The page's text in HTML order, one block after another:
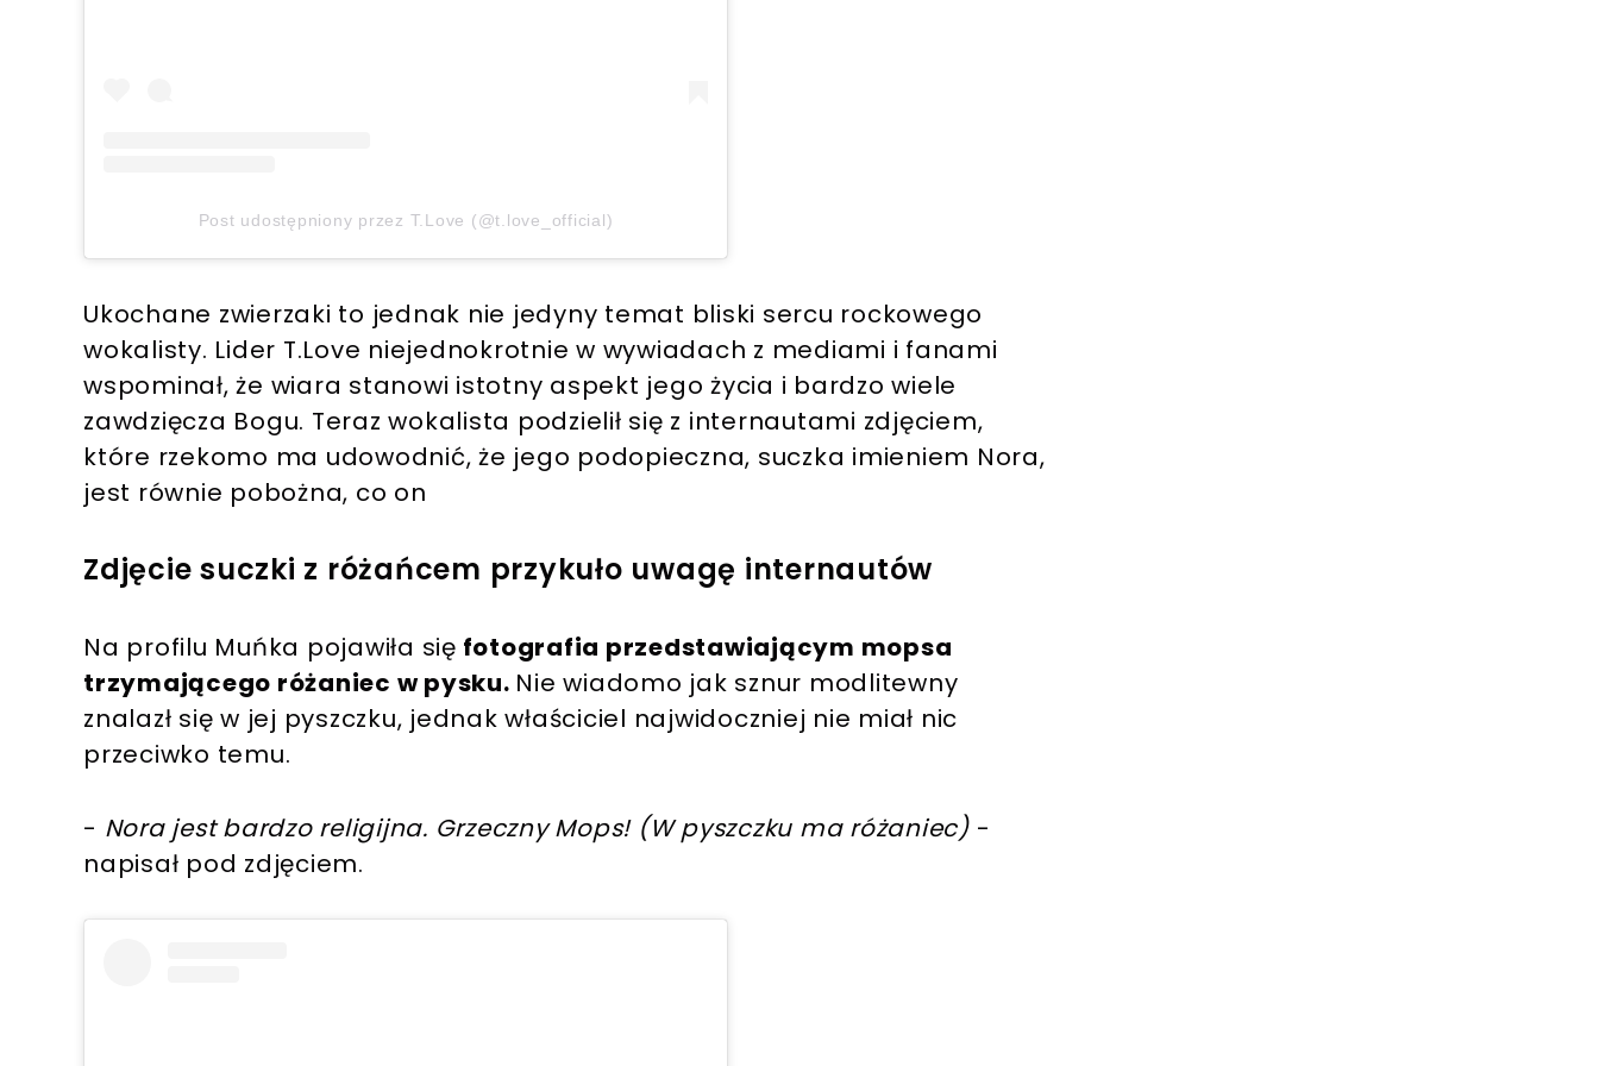
Post udostępniony przez T.Love (@t.love_official)
Ukochane zwierzaki to jednak nie jedyny temat bliski sercu rockowego
wokalisty. Lider T.Love niejednokrotnie w wywiadach z mediami i fanami
wspominał, że wiara stanowi istotny aspekt jego życia i bardzo wiele
zawdzięcza Bogu. Teraz wokalista podzielił się z internautami zdjęciem,
które rzekomo ma udowodnić, że jego podopieczna, suczka imieniem Nora,
jest równie pobożna, co on
Zdjęcie suczki z różańcem przykuło uwagę internautów
Na profilu Muńka pojawiła się fotografia przedstawiającym mopsa
trzymającego różaniec w pysku. Nie wiadomo jak sznur modlitewny
znalazł się w jej pyszczku, jednak właściciel najwidoczniej nie miał nic
przeciwko temu.
- Nora jest bardzo religijna. Grzeczny Mops! (W pyszczku ma różaniec)-
napisał pod zdjęciem.